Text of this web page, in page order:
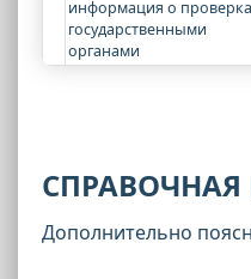
информация о
государственными
органами
Дополнительно